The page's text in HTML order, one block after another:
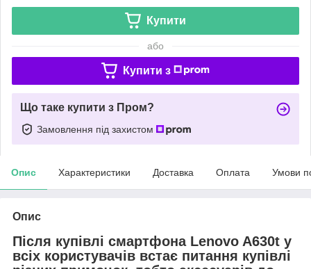
Купити
або
Купити з
Що таке купити з Пром?
Замовлення під захистом
Опис Характеристики Доставка Оплата Умови
Опис
Після купівлі смартфона Lenovo A630t у
всіх користувачів встає питання купівлі